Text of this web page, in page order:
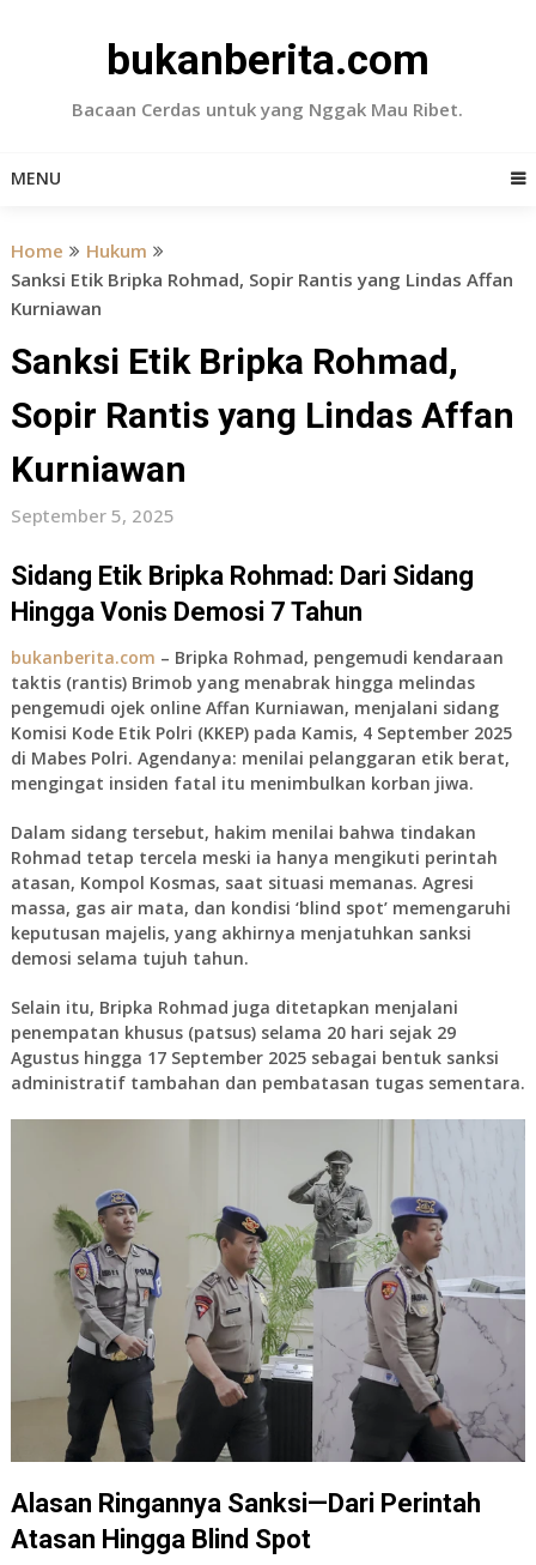
bukanberita.com
Bacaan Cerdas untuk yang Nggak Mau Ribet.
MENU
Home
Hukum
Sanksi Etik Bripka Rohmad, Sopir Rantis yang Lindas Affan
Kurniawan
Sanksi Etik Bripka Rohmad,
Sopir Rantis yang Lindas Affan
Kurniawan
September 5, 2025
Sidang Etik Bripka Rohmad: Dari Sidang
Hingga Vonis Demosi 7 Tahun
bukanberita.com – Bripka Rohmad, pengemudi kendaraan
taktis (rantis) Brimob yang menabrak hingga melindas
pengemudi ojek online Affan Kurniawan, menjalani sidang
Komisi Kode Etik Polri (KKEP) pada Kamis, 4 September 2025
di Mabes Polri. Agendanya: menilai pelanggaran etik berat,
mengingat insiden fatal itu menimbulkan korban jiwa.
Dalam sidang tersebut, hakim menilai bahwa tindakan
Rohmad tetap tercela meski ia hanya mengikuti perintah
atasan, Kompol Kosmas, saat situasi memanas. Agresi
massa, gas air mata, dan kondisi ‘blind spot’ memengaruhi
keputusan majelis, yang akhirnya menjatuhkan sanksi
demosi selama tujuh tahun.
Selain itu, Bripka Rohmad juga ditetapkan menjalani
penempatan khusus (patsus) selama 20 hari sejak 29
Agustus hingga 17 September 2025 sebagai bentuk sanksi
administratif tambahan dan pembatasan tugas sementara.
Alasan Ringannya Sanksi—Dari Perintah
Atasan Hingga Blind Spot